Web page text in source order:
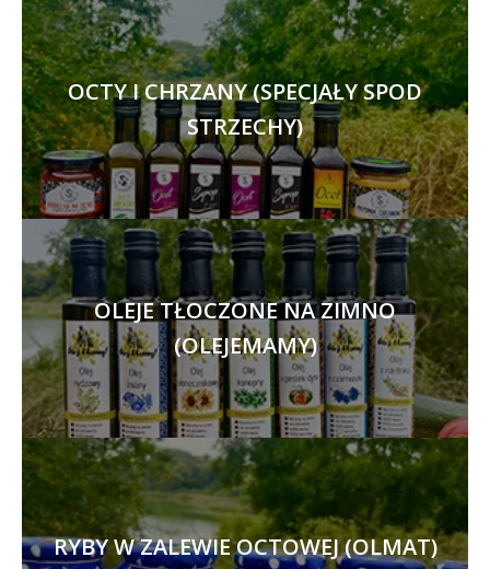
OCTY I CHRZANY (SPECJAŁY SPOD
STRZECHY)
OLEJE TŁOCZONE NA ZIMNO
(OLEJEMAMY)
RYBY W ZALEWIE OCTOWEJ (OLMAT)